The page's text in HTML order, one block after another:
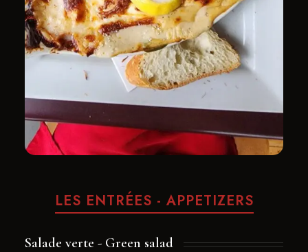
​LES ENTRÉES - APPETIZERS
Salade verte - Green salad